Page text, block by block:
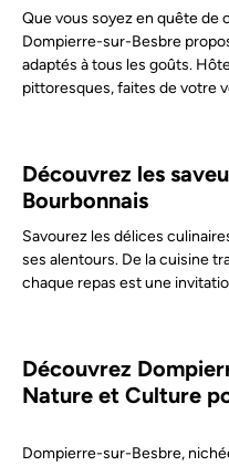
Que vous soyez en quête de
Dompierre-sur-Besbre
adaptés à tous les goûts.
pittoresques, faites de votre
Découvrez les
Bourbonnais
Savourez les délices
ses alentours. De la cuisine
chaque repas est une
Découvrez
Nature et Culture
Dompierre-sur-Besbre,